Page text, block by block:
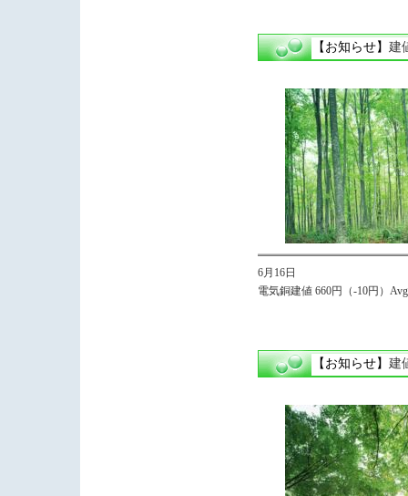
【お知らせ】 建
6月16日
電気銅建値 660円（-10円）
【お知らせ】 建